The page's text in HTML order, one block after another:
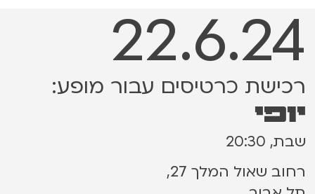
22.6.24
רכישת כרטיסים עבור מופע:
יופי
שבת, 20:30
רחוב שאול המלך 27,